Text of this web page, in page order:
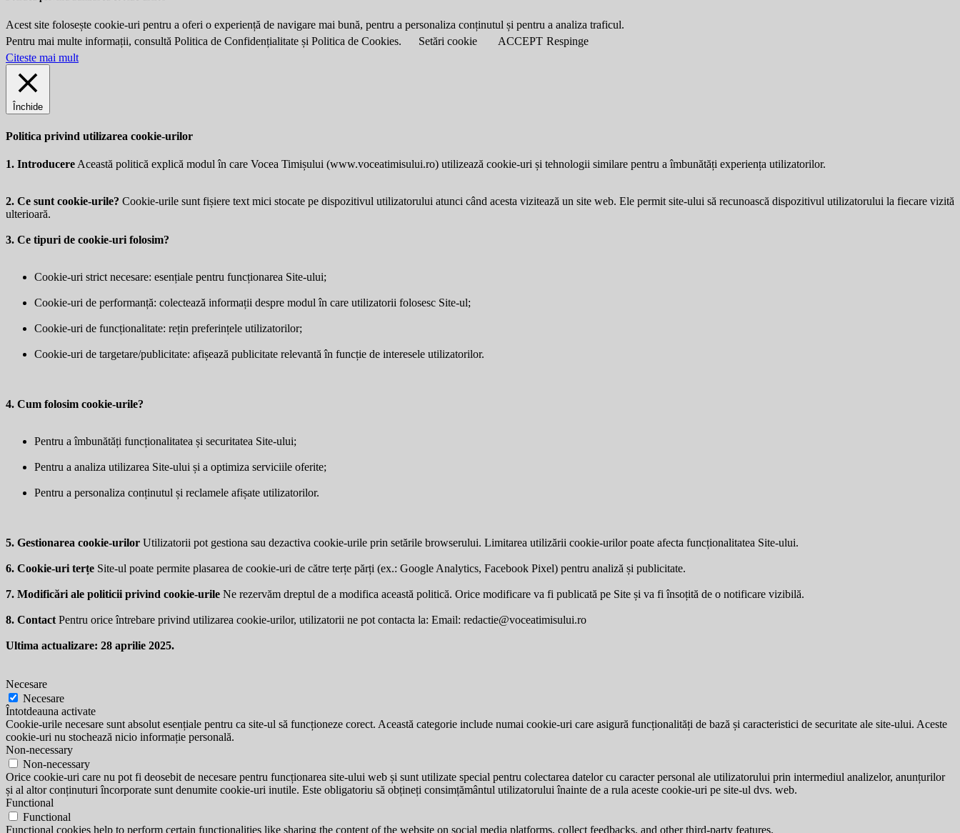
Acest site folosește cookie-uri pentru a oferi o experiență de navigare mai bună, pentru a personaliza conținutul și pentru a analiza traficul.
Pentru mai multe informații, consultă Politica de Confidențialitate și Politica de Cookies.
Setări cookie ACCEPT Respinge
Citeste mai mult
Închide
Politica privind utilizarea cookie-urilor
1. Introducere Această politică explică modul în care Vocea Timișului (www.voceatimisului.ro) utilizează cookie-uri și tehnologii similare pentru a îmbunătăți experiența utilizatorilor.
2. Ce sunt cookie-urile? Cookie-urile sunt fișiere text mici stocate pe dispozitivul utilizatorului atunci când acesta vizitează un site web. Ele permit site-ului să recunoască dispozitivul utilizatorului la fiecare vizită
ulterioară.
3. Ce tipuri de cookie-uri folosim?
Cookie-uri strict necesare: esențiale pentru funcționarea Site-ului;
Cookie-uri de performanță: colectează informații despre modul în care utilizatorii folosesc Site-ul;
Cookie-uri de funcționalitate: rețin preferințele utilizatorilor;
Cookie-uri de targetare/publicitate: afișează publicitate relevantă în funcție de interesele utilizatorilor.
4. Cum folosim cookie-urile?
Pentru a îmbunătăți funcționalitatea și securitatea Site-ului;
Pentru a analiza utilizarea Site-ului și a optimiza serviciile oferite;
Pentru a personaliza conținutul și reclamele afișate utilizatorilor.
5. Gestionarea cookie-urilor Utilizatorii pot gestiona sau dezactiva cookie-urile prin setările browserului. Limitarea utilizării cookie-urilor poate afecta funcționalitatea Site-ului.
6. Cookie-uri terțe Site-ul poate permite plasarea de cookie-uri de către terțe părți (ex.: Google Analytics, Facebook Pixel) pentru analiză și publicitate.
7. Modificări ale politicii privind cookie-urile Ne rezervăm dreptul de a modifica această politică. Orice modificare va fi publicată pe Site și va fi însoțită de o notificare vizibilă.
8. Contact Pentru orice întrebare privind utilizarea cookie-urilor, utilizatorii ne pot contacta la: Email: redactie@voceatimisului.ro
Ultima actualizare: 28 aprilie 2025.
Necesare
Necesare
Întotdeauna activate
Cookie-urile necesare sunt absolut esențiale pentru ca site-ul să funcționeze corect. Această categorie include numai cookie-uri care asigură funcționalități de bază și caracteristici de securitate ale site-ului. Aceste
cookie-uri nu stochează nicio informație personală.
Non-necessary
Non-necessary
Orice cookie-uri care nu pot fi deosebit de necesare pentru funcționarea site-ului web și sunt utilizate special pentru colectarea datelor cu caracter personal ale utilizatorului prin intermediul analizelor, anunțurilor
și al altor conținuturi încorporate sunt denumite cookie-uri inutile. Este obligatoriu să obțineți consimțământul utilizatorului înainte de a rula aceste cookie-uri pe site-ul dvs. web.
Functional
Functional
Functional cookies help to perform certain functionalities like sharing the content of the website on social media platforms, collect feedbacks, and other third-party features.